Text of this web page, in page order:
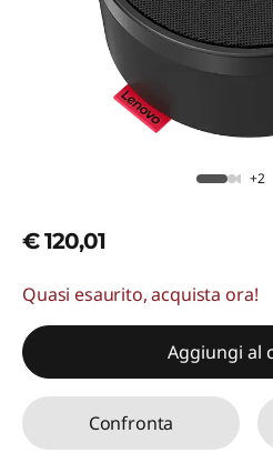
+2
€ 120,01
Quasi esaurito, acquista ora!
Aggiungi al
Confronta